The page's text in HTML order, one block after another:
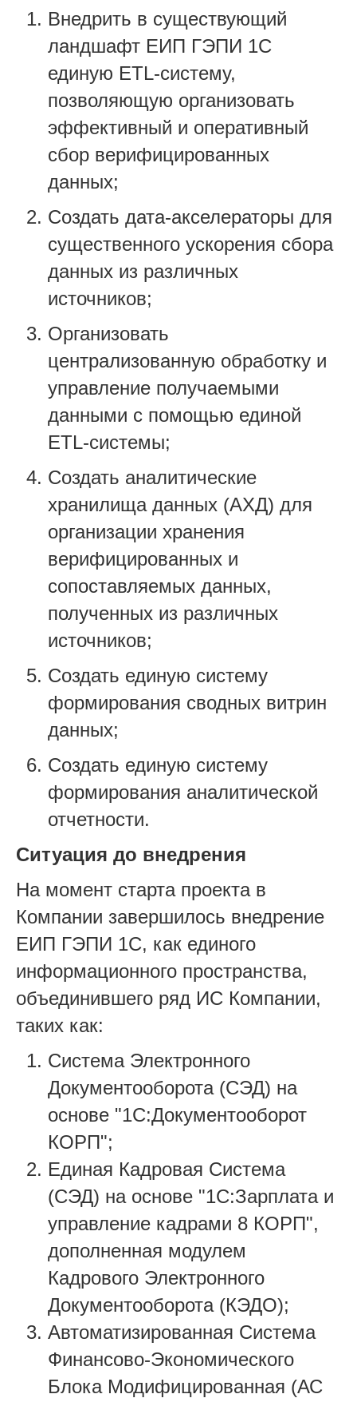
Внедрить в существующий
ландшафт ЕИП ГЭПИ 1С
единую ETL-систему,
позволяющую организовать
эффективный и оперативный
сбор верифицированных
данных;
Создать дата-акселераторы для
существенного ускорения сбора
данных из различных
источников;
Организовать
централизованную обработку и
управление получаемыми
данными с помощью единой
ETL-системы;
Создать аналитические
хранилища данных (АХД) для
организации хранения
верифицированных и
сопоставляемых данных,
полученных из различных
источников;
Создать единую систему
формирования сводных витрин
данных;
Создать единую систему
формирования аналитической
отчетности.
Ситуация до внедрения
На момент старта проекта в
Компании завершилось внедрение
ЕИП ГЭПИ 1С, как единого
информационного пространства,
объединившего ряд ИС Компании,
таких как:
Система Электронного
Документооборота (СЭД) на
основе "1С:Документооборот
КОРП";
Единая Кадровая Система
(СЭД) на основе "1С:Зарплата и
управление кадрами 8 КОРП",
дополненная модулем
Кадрового Электронного
Документооборота (КЭДО);
Автоматизированная Система
Финансово-Экономического
Блока Модифицированная (АС